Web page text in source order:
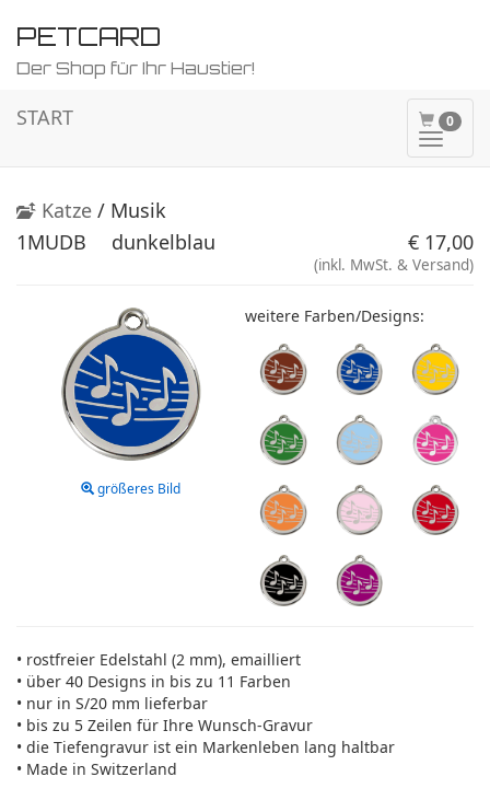
PETCARD
Der Shop für Ihr Haustier!
0
ein-/
START
Katze / Musik
1MUDB
dunkelblau € 17,00
(inkl. MwSt. & Versand)
größeres Bild
weitere Farben/Designs:
• rostfreier Edelstahl (2 mm), emailliert
• über 40 Designs in bis zu 11 Farben
• nur in S/20 mm lieferbar
• bis zu 5 Zeilen für Ihre Wunsch-Gravur
• die Tiefengravur ist ein Markenleben lang haltbar
• Made in Switzerland